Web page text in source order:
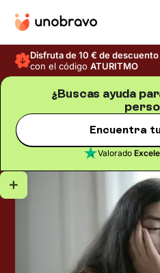
Disfruta de 10 € de descuento
con el códigoATURITMO
¿Buscas ayuda
Encuentra
Valorado
Crecimiento
“No tengo
nada”, ¿qué